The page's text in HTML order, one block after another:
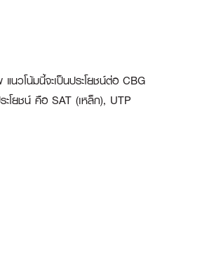
นวโน้มนี้จะเป็นประโยชน์ต่อ CBG
โยชน์ คือ SAT (เหล็ก), UTP